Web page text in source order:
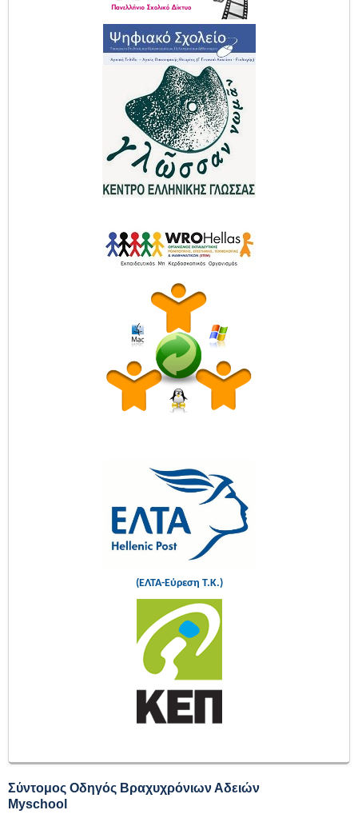
(ΕΛΤΑ-Εύρεση Τ.Κ.)
Σύντομος Οδηγός Βραχυχρόνιων Αδειών
Myschool